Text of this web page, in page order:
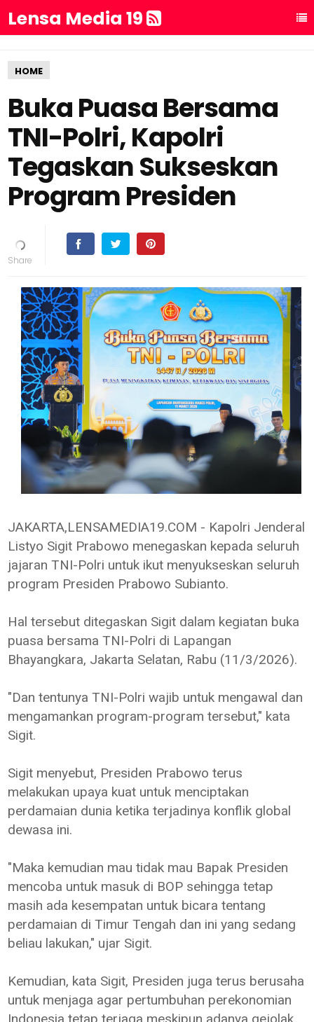
Lensa Media 19
HOME
Buka Puasa Bersama
TNI-Polri, Kapolri
Tegaskan Sukseskan
Program Presiden
JAKARTA,LENSAMEDIA19.COM - Kapolri Jenderal
Listyo Sigit Prabowo menegaskan kepada seluruh
jajaran TNI-Polri untuk ikut menyukseskan seluruh
program Presiden Prabowo Subianto.
Hal tersebut ditegaskan Sigit dalam kegiatan buka
puasa bersama TNI-Polri di Lapangan
Bhayangkara, Jakarta Selatan, Rabu (11/3/2026).
"Dan tentunya TNI-Polri wajib untuk mengawal dan
mengamankan program-program tersebut," kata
Sigit.
Sigit menyebut, Presiden Prabowo terus
melakukan upaya kuat untuk menciptakan
perdamaian dunia ketika terjadinya konflik global
dewasa ini.
"Maka kemudian mau tidak mau Bapak Presiden
mencoba untuk masuk di BOP sehingga tetap
masih ada kesempatan untuk bicara tentang
perdamaian di Timur Tengah dan ini yang sedang
beliau lakukan," ujar Sigit.
Kemudian, kata Sigit, Presiden juga terus berusaha
untuk menjaga agar pertumbuhan perekonomian
Indonesia tetap terjaga meskipun adanya gejolak